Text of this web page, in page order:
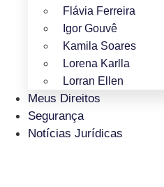
Flávia Ferreira
Igor Gouvê
Kamila Soares
Lorena Karlla
Lorran Ellen
Meus Direitos
Segurança
Notícias Jurídicas